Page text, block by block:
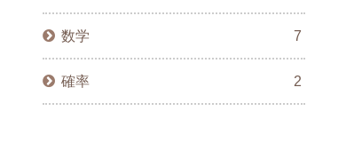
数学 7
確率 2